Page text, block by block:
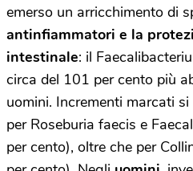
emerso un arricchimento di
antinfiammatori e la
intestinale: il
circa del 101 per cento più
uomini. Incrementi marcati
per Roseburia faecis e
per cento), oltre che per